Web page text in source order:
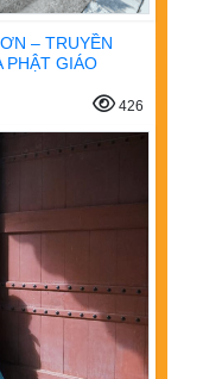
– TRUYỀN
PHẬT GIÁO
426